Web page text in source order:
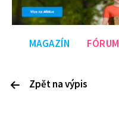
MAGAZÍN FÓRUM
Zpět na výpis